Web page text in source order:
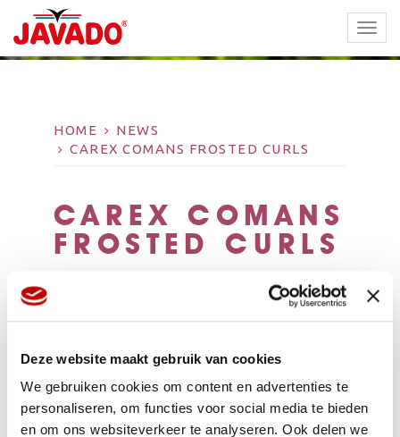
Deze website maakt gebruik van cookies
We gebruiken cookies om content en advertenties te
personaliseren, om functies voor social media te bieden
en om ons websiteverkeer te analyseren. Ook delen we
HOME
NEWS
CAREX COMANS FROSTED CURLS
CAREX COMANS
FROSTED CURLS